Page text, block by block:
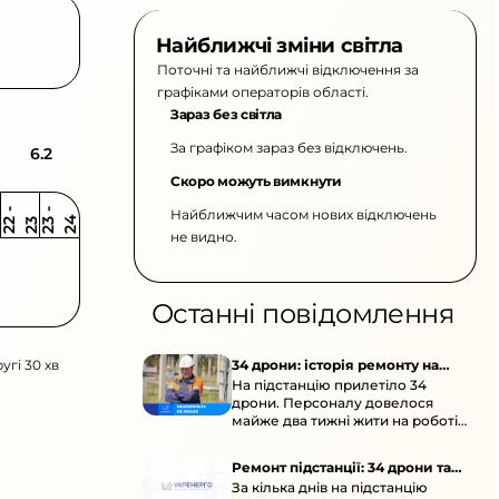
6.2
2 2
-
2 3 2 3
-
2 4
30 хв
Найближчі зміни світла
Поточні та найближчі відключення за
графіками операторів області.
Зараз без світла
За графіком зараз без відключень.
Скоро можуть вимкнути
Найближчим часом нових відключень
не видно.
Останні повідомлення
34 дрони: історія ремонту на
підстанції
На підстанцію прилетіло 34
дрони. Персоналу довелося
майже два тижні жити на роботі
Ремонт підстанції: 34 дрони та
окупація
За кілька днів на підстанцію